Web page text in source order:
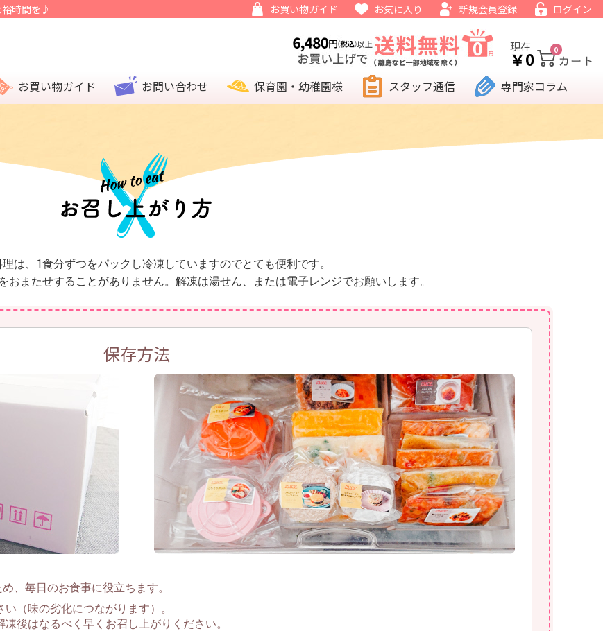
裕時間を♪ お買い物ガイド お気に入り 新規会員登録 ログイン
現在
￥0 0
お買い物ガイド お問い合わせ 保育園・幼稚園様 スタッフ通信 専門家コラム
理は、1食分ずつをパックし冷凍していますのでとても便利です。
おまたせすることがありません。解凍は湯せん、または電子レンジでお願いします。
保存方法
、毎日のお食事に役立ちます。
（味の劣化につながります）。
後はなるべく早くお召し上がりください。